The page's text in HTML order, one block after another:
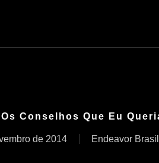
Conselhos Que Eu
de 2014 Endeavor Brasil